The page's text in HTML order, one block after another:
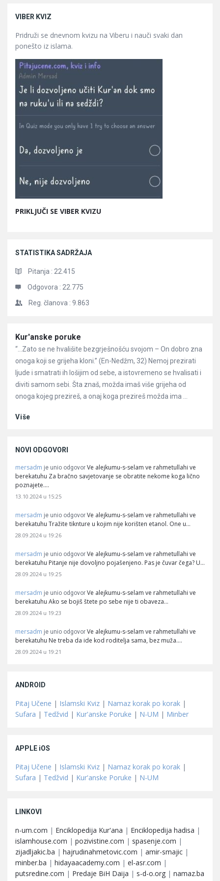
VIBER KVIZ
Pridruži se dnevnom kvizu na Viberu i nauči svaki dan
ponešto iz islama.
PRIKLJUČI SE VIBER KVIZU
STATISTIKA SADRŽAJA
Pitanja : 22.415
Odgovora : 22.775
Reg. članova : 9.863
Članci
Kur'anske poruke
“…Zato se ne hvališite bezgrješnošću svojom – On dobro zna
onoga koji se grijeha kloni.” (En-Nedžm, 32) Nemoj prezirati
ljude i smatrati ih lošijim od sebe, a istovremeno se hvalisati i
diviti samom sebi. Šta znaš, možda imaš više grijeha od
onoga kojeg prezireš, a onaj koga prezireš možda ima ...
Više
NOVI ODGOVORI
mersadm je unio odgovor Ve alejkumu-s-selam ve rahmetullahi ve
berekatuhu Za bračno savjetovanje se obratite nekome koga lično
poznajete.…
13.10.2024 u 15:25
mersadm je unio odgovor Ve alejkumu-s-selam ve rahmetullahi ve
berekatuhu Tražite tiknture u kojim nije korišten etanol. One u…
28.09.2024 u 19:26
mersadm je unio odgovor Ve alejkumu-s-selam ve rahmetullahi ve
berekatuhu Pitanje nije dovoljno pojašenjeno. Pas je čuvar čega? U…
28.09.2024 u 19:25
mersadm je unio odgovor Ve alejkumu-s-selam ve rahmetullahi ve
berekatuhu Ako se bojiš štete po sebe nije ti obaveza…
28.09.2024 u 19:23
mersadm je unio odgovor Ve alejkumu-s-selam ve rahmetullahi ve
berekatuhu Ne treba da ide kod roditelja sama, bez muža.…
28.09.2024 u 19:21
ANDROID
Pitaj Učene | Islamski Kviz | Namaz korak po korak |
Sufara | Tedžvid | Kur'anske Poruke | N-UM | Minber
APPLE iOS
Pitaj Učene | Islamski Kviz | Namaz korak po korak |
Sufara | Tedžvid | Kur'anske Poruke | N-UM
LINKOVI
n-um.com | Enciklopedija Kur'ana | Enciklopedija hadisa |
islamhouse.com | pozivistine.com | spasenje.com |
zijadljakic.ba | hajrudinahmetovic.com | amir-smajic |
minber.ba | hidayaacademy.com | el-asr.com |
putsredine.com | Predaje BiH Daija | s-d-o.org | namaz.ba